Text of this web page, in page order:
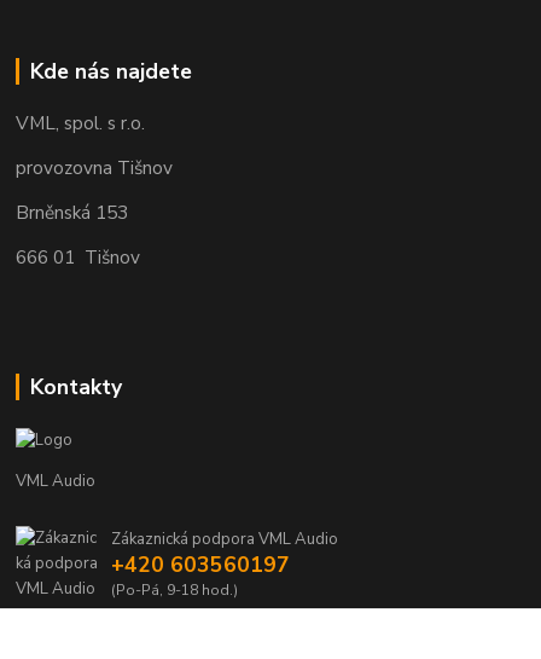
Kde nás najdete
VML, spol. s r.o.
provozovna Tišnov
Brněnská 153
666 01 Tišnov
Kontakty
VML Audio
Zákaznická podpora VML Audio
+420 603560197
(Po-Pá, 9-18 hod.)